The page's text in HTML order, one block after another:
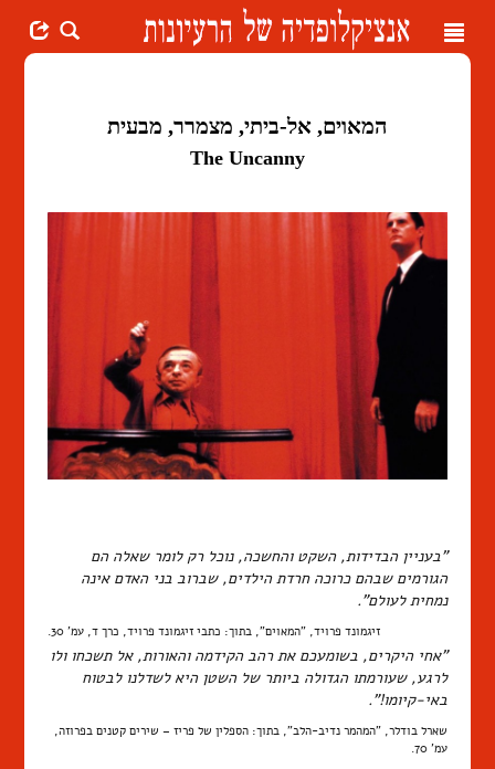
Toggle
המאוים, אל-ביתי, מצמרר, מבעית
The Uncanny
"בעניין הבדידות, השקט והחשכה, נוכל רק לומר שאלה הם
הגורמים שבהם כרוכה חרדת הילדים, שברוב בני האדם אינה
נמחית לעולם".
זיגמונד פרויד, "המאוים", בתוך: כתבי זיגמונד פרויד, כרך ד, עמ' 30.
"אחי היקרים, בשומעכם את רהב הקידמה והאורות, אל תשכחו ולו
לרגע, שעורמתו הגדולה ביותר של השטן היא לשדלנו לבטוח
באי-קיומו!".
שארל בודלר, "המהמר נדיב-הלב", בתוך: הספלין של פריז – שירים קטנים בפרוזה,
עמ' 70.